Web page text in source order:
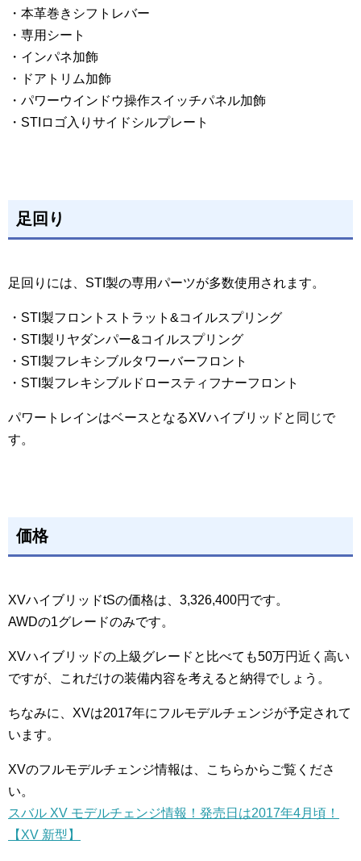
・本革巻きシフトレバー
・専用シート
・インパネ加飾
・ドアトリム加飾
・パワーウインドウ操作スイッチパネル加飾
・STIロゴ入りサイドシルプレート
足回り
足回りには、STI製の専用パーツが多数使用されます。
・STI製フロントストラット&コイルスプリング
・STI製リヤダンパー&コイルスプリング
・STI製フレキシブルタワーバーフロント
・STI製フレキシブルドロースティフナーフロント
パワートレインはベースとなるXVハイブリッドと同じで
す。
価格
XVハイブリッドtSの価格は、3,326,400円です。
AWDの1グレードのみです。
XVハイブリッドの上級グレードと比べても50万円近く高い
ですが、これだけの装備内容を考えると納得でしょう。
ちなみに、XVは2017年にフルモデルチェンジが予定されて
います。
XVのフルモデルチェンジ情報は、こちらからご覧くださ
い。
スバル XV モデルチェンジ情報！発売日は2017年4月頃！
【XV 新型】